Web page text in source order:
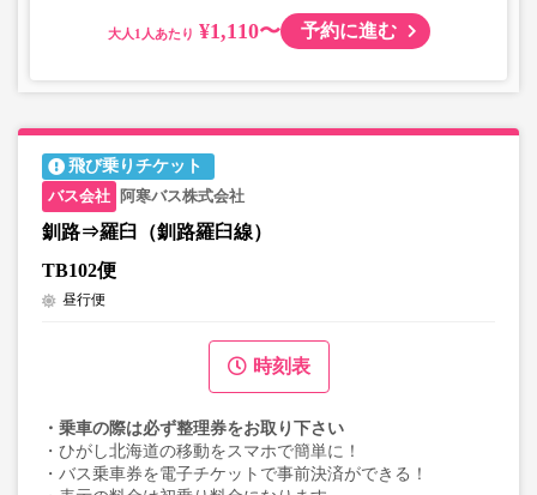
大人 ¥1,110〜 予約に進む
飛び乗りチケット
阿寒バス株式会社
釧路⇒羅臼（釧路羅臼線）
TB102便
昼行便
時刻表
・乗車の際は必ず整理券をお取り下さい
・ひがし北海道の移動をスマホで簡単に！
・バス乗車券を電子チケットで事前決済ができる！